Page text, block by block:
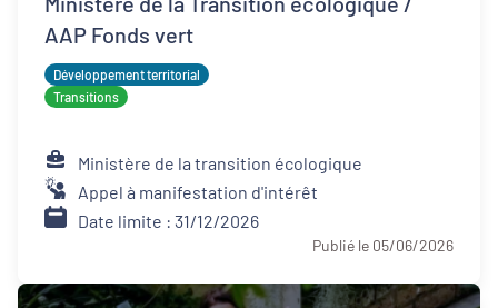
AAP Fonds vert
Développement territorial
Transitions
Ministère de la transition écologique
Appel à manifestation d'intérêt
Date limite : 31/12/2026
Publié le 05/06/2026